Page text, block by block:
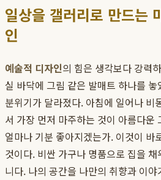
일상을 갤러리로 만드는
인
예술적 디자인의 힘은 생각보다 강력
실 바닥에 그림 같은 발매트 하나를
분위기가 달라졌다. 아침에 일어나 비
서 가장 먼저 마주하는 것이 아름다운
얼마나 기분 좋아지겠는가. 이것이 바
것이다. 비싼 가구나 명품으로 집을
니다. 나의 공간을 나만의 취향과 이